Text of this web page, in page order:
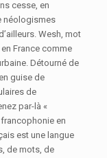
cesse, en
néologismes
Wesh, mot
France comme
Détourné de
guise de
de
par-là «
en
est une langue
de mots, de